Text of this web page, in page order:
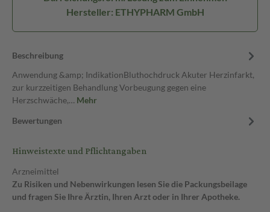
Hersteller: ETHYPHARM GmbH
Beschreibung
Anwendung &amp; IndikationBluthochdruck Akuter Herzinfarkt,
zur kurzzeitigen Behandlung Vorbeugung gegen eine
Herzschwäche,… Mehr
Bewertungen
Hinweistexte und Pflichtangaben
Arzneimittel
Zu Risiken und Nebenwirkungen lesen Sie die Packungsbeilage
und fragen Sie Ihre Ärztin, Ihren Arzt oder in Ihrer Apotheke.